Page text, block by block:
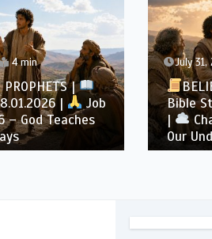
4 min
PROPHETS |
|
Job
– God Is Above
August
Bible
Job |